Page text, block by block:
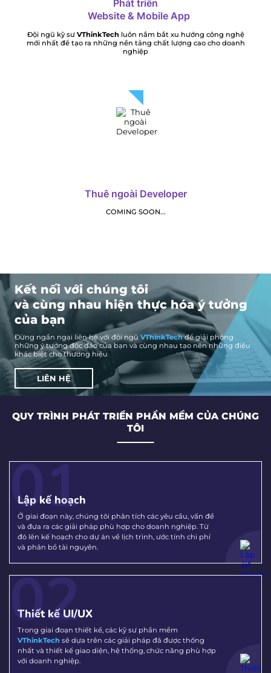
Phát triển
Website & Mobile App
Đội ngũ kỹ sư VThinkTech luôn nắm bắt xu hướng công nghệ
mới nhất để tạo ra những nền tảng chất lượng cao cho doanh
nghiệp
Thuê ngoài Developer
COMING SOON...
Kết nối với chúng tôi
và cùng nhau hiện thực hóa ý tưởng
của bạn
Đừng ngần ngại liên hệ với đội ngũVThinkTechđể giải phóng
những ý tưởng độc đáo của bạn và cùng nhau tạo nên những điều
khác biệt cho thương hiệu
LIÊN HỆ
QUY TRÌNH PHÁT TRIỂN PHẦN MỀM CỦA CHÚNG
TÔI
01
Lập kế hoạch
Ở giai đoạn này, chúng tôi phân tích các yêu cầu, vấn đề
và đưa ra các giải pháp phù hợp cho doanh nghiệp. Từ
đó lên kế hoạch cho dự án về lịch trình, ước tính chi phí
và phân bổ tài nguyên.
02
Thiết kế UI/UX
Trong giai đoạn thiết kế, các kỹ sư phần mềm
VThinkTech sẽ dựa trên các giải pháp đã được thống
nhất và thiết kế giao diện, hệ thống, chức năng phù hợp
với doanh nghiệp.